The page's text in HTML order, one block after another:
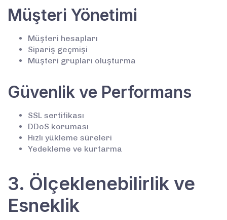
Müşteri Yönetimi
Müşteri hesapları
Sipariş geçmişi
Müşteri grupları oluşturma
Güvenlik ve Performans
SSL sertifikası
DDoS koruması
Hızlı yükleme süreleri
Yedekleme ve kurtarma
3. Ölçeklenebilirlik ve
Esneklik